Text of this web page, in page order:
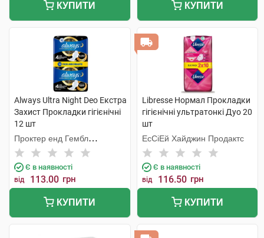
КУПИТИ КУПИТИ
Always Ultra Night Deo Екстра
Захист Прокладки гігієнічні
12 шт
Проктер енд Гембл
Мануфекчурінг
Є в наявності
від 113.00 грн
КУПИТИ
Libresse Нормал Прокладки
гігієнічні ультратонкі Дуо 20
шт
ЕсСіЕй Хайджин Продактс
Є в наявності
від 116.50 грн
КУПИТИ